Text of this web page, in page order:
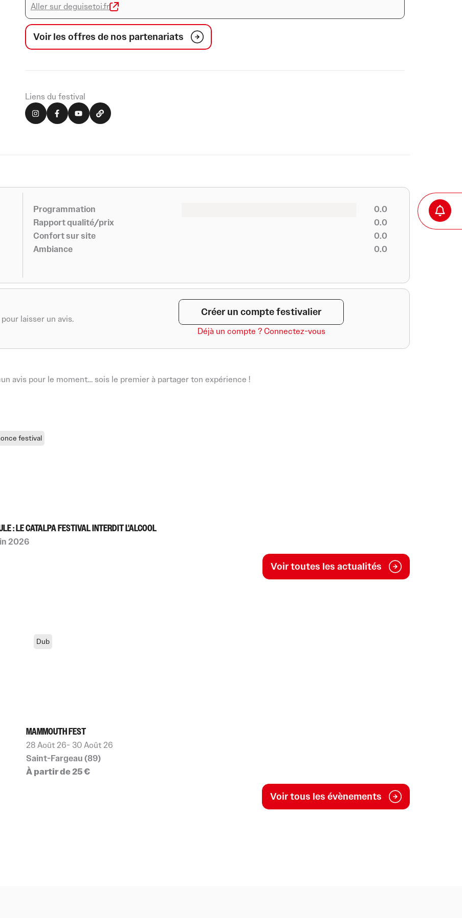
Aller sur deguisetoi.fr
Voir les offres de nos partenariats
Liens du festival
I
n
s
F
a
c
Y
o
u
L
i
n
Programmation
Rapport qualité/prix
Confort sur site
Ambiance
0.0
0.0
0.0
0.0
laisser un avis.
Créer un compte festivalier
Déjà un compte ? Connectez-vous
avis pour le moment… sois le premier à partager ton expérience !
festival
: LE CATALPA FESTIVAL INTERDIT L'ALCOOL
2026
Voir toutes les actualités
Dub
MAMMOUTH FEST
28 Août 26- 30 Août 26
Saint-Fargeau (89)
À partir de 25 €
Voir tous les évènements